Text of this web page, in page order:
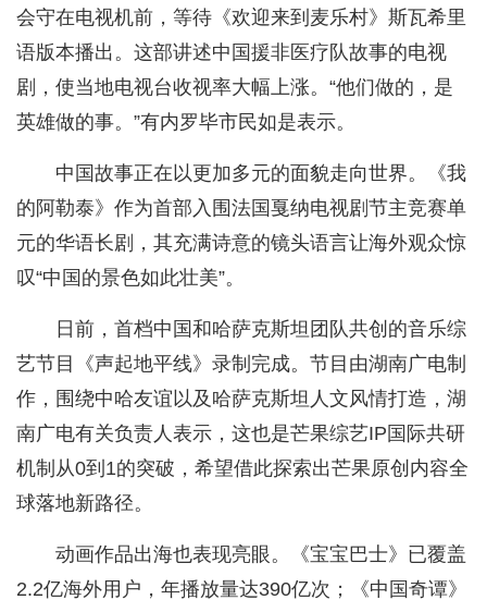
会守在电视机前，等待《欢迎来到麦乐村》斯瓦希里
语版本播出。这部讲述中国援非医疗队故事的电视
剧，使当地电视台收视率大幅上涨。“他们做的，是
英雄做的事。”有内罗毕市民如是表示。
中国故事正在以更加多元的面貌走向世界。《我
的阿勒泰》作为首部入围法国戛纳电视剧节主竞赛单
元的华语长剧，其充满诗意的镜头语言让海外观众惊
叹“中国的景色如此壮美”。
日前，首档中国和哈萨克斯坦团队共创的音乐综
艺节目《声起地平线》录制完成。节目由湖南广电制
作，围绕中哈友谊以及哈萨克斯坦人文风情打造，湖
南广电有关负责人表示，这也是芒果综艺IP国际共研
机制从0到1的突破，希望借此探索出芒果原创内容全
球落地新路径。
动画作品出海也表现亮眼。《宝宝巴士》已覆盖
2.2亿海外用户，年播放量达390亿次；《中国奇谭》